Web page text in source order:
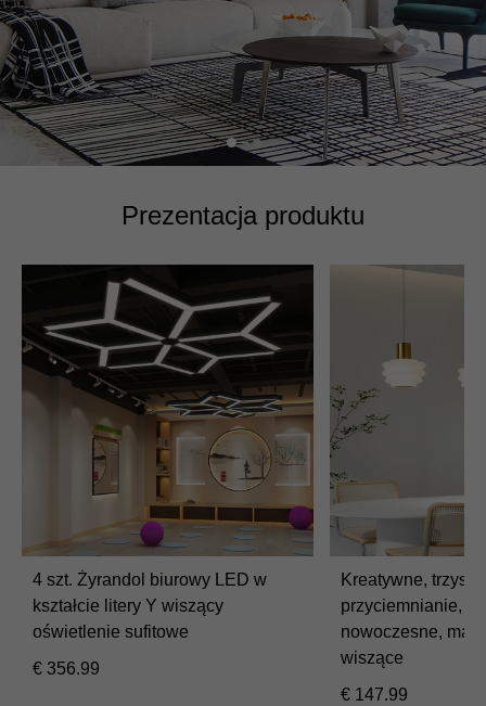
Prezentacja produktu
4 szt. Żyrandol biurowy LED w
kształcie litery Y wiszący
oświetlenie sufitowe
€ 356.99
Kreatywne,
przyciemnianie,
nowoczesne,
wiszące
€ 147.99